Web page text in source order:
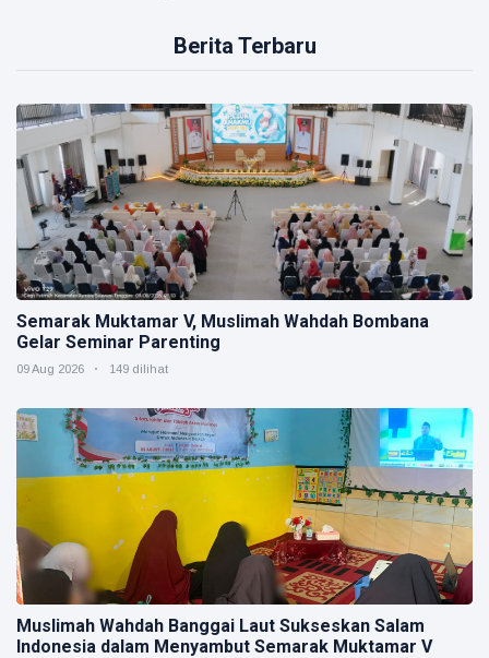
Berita Terbaru
Semarak Muktamar V, Muslimah Wahdah Bombana
Gelar Seminar Parenting
09 Aug 2026 149 dilihat
Muslimah Wahdah Banggai Laut Sukseskan Salam
Indonesia dalam Menyambut Semarak Muktamar V